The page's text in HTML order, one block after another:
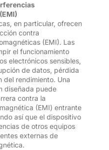
en particular, ofrecen
contra
(EMI). Las
el funcionamiento
electrónicos sensibles,
de datos, pérdida
del rendimiento. Una
diseñada puede
contra la
(EMI) entrante
así que el dispositivo
de otros equipos
externas de